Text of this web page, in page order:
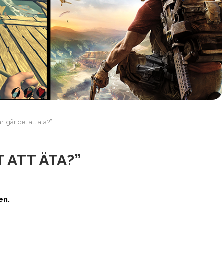
går det att äta?”
ATT ÄTA?”